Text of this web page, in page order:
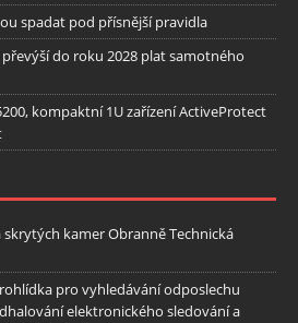
spadat pod přísnější pravidla
do roku 2028 plat samotného
kompaktní 1U zařízení ActiveProtect
kamer Obranně Technická
pro vyhledávání odposlechu
elektronického sledování a